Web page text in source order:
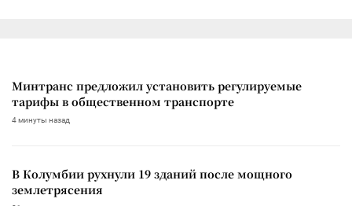
Минтранс предложил установить регулируемые
тарифы в общественном транспорте
4 минуты назад
В Колумбии рухнули 19 зданий после мощного
землетрясения